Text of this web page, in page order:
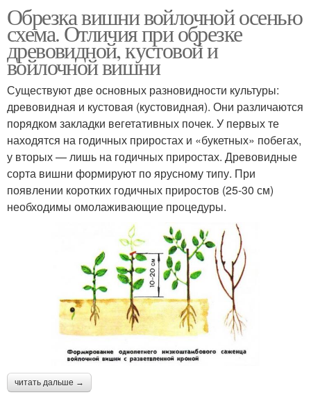
Обрезка вишни войлочной осенью
схема. Отличия при обрезке
древовидной, кустовой и
войлочной вишни
Существуют две основных разновидности культуры:
древовидная и кустовая (кустовидная). Они различаются
порядком закладки вегетативных почек. У первых те
находятся на годичных приростах и «букетных» побегах,
у вторых — лишь на годичных приростах. Древовидные
сорта вишни формируют по ярусному типу. При
появлении коротких годичных приростов (25-30 см)
необходимы омолаживающие процедуры.
читать дальше →